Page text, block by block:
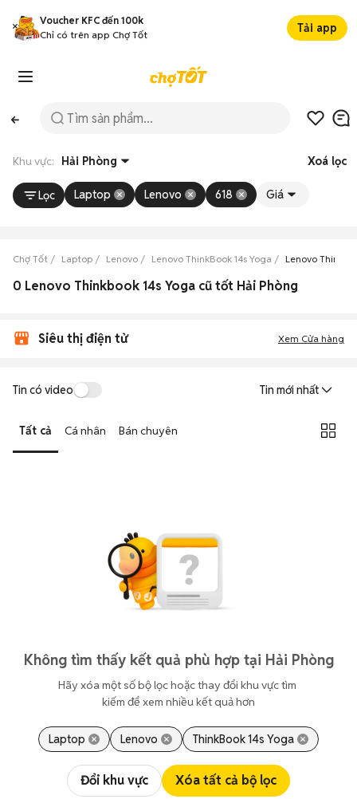
Voucher KFC đến 100k
Chỉ có trên app Chợ Tốt
Tải app
Khu vực: Hải Phòng Xoá lọc
Lọc Laptop Lenovo 618 Giá
Chợ Tốt Laptop Lenovo Lenovo ThinkBook 14s Yoga Lenovo
0 Lenovo Thinkbook 14s Yoga cũ tốt Hải Phòng
Siêu thị điện tử Xem Cửa hàng
Tin có video Tin mới nhất
Tất cả Cá nhân Bán chuyên
Không tìm thấy kết quả phù hợp tại Hải Phòng
Hãy xóa một số bộ lọc hoặc thay đổi khu vực tìm
kiếm để xem nhiều kết quả hơn
Laptop Lenovo ThinkBook 14s Yoga
Đổi khu vực Xóa tất cả bộ lọc